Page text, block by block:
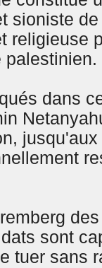
sioniste
religieuse
palestinien.
dans
sont
tuer sans